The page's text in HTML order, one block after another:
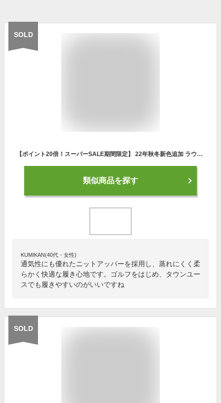
SOLD
【ポイント20倍！スーパーSALE期間限定】 22年秋冬新色追加 ラウドマウス メンズ スパイクレス ニット ゴルフ シューズ カジュアル ニット素材 Loudmouth LM-GS0003
類似商品を探す
KUMIKAN(40代・女性)
通気性にも優れたニットアッパーを採用し、蒸れにくく柔
らかく快適な履き心地です。ゴルフをはじめ、タウンユー
スでも履きやすいのがいいですね
SOLD